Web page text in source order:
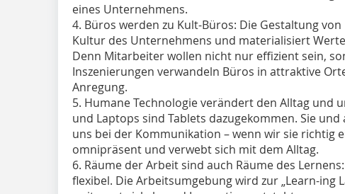
eines Unternehmens.
4. Büros werden zu Kult-Büros: Die Gestaltung
Kultur des Unternehmens und materialisiert
Denn Mitarbeiter wollen nicht nur effizient sein,
Inszenierungen verwandeln Büros in attraktive
Anregung.
5. Humane Technologieverändert den Alltag und
und Laptops sind Tablets dazugekommen. Sie
uns bei der Kommunikation – wenn wir sie richtig
omnipräsent und verwebt sich mit dem Alltag.
6. Räume der Arbeit sind auch Räume des Lernens
flexibel. Die Arbeitsumgebung wird zur „Learn-ing